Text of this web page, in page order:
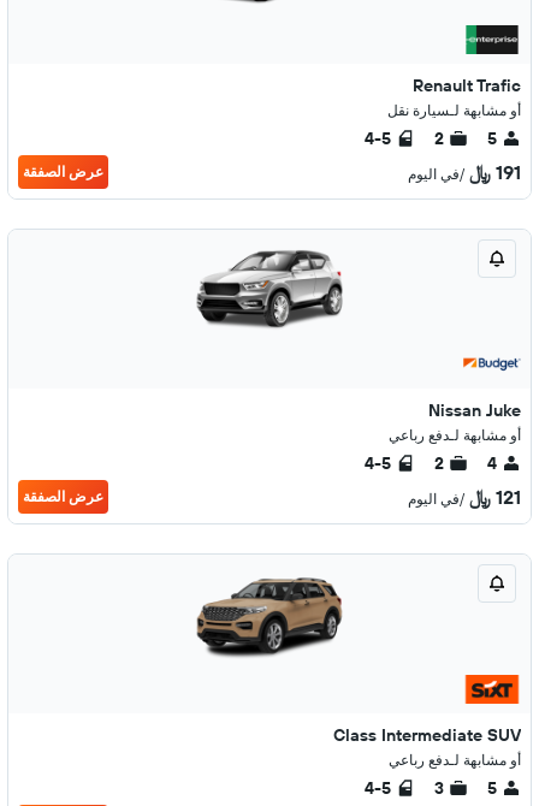
Renault Trafic
أو مشابهة لـسيارة نقل
5
2
4-5
191 ﷼ /في اليوم عرض الصفقة
Nissan Juke
أو مشابهة لـدفع رباعي
4
2
4-5
121 ﷼ /في اليوم عرض الصفقة
Class Intermediate SUV
أو مشابهة لـدفع رباعي
5
3
4-5